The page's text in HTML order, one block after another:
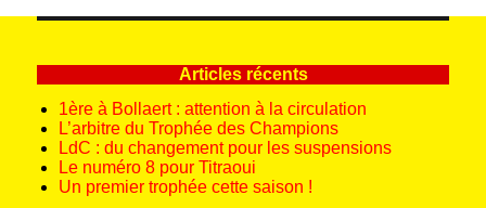
Articles récents
1ère à Bollaert : attention à la circulation
L’arbitre du Trophée des Champions
LdC : du changement pour les suspensions
Le numéro 8 pour Titraoui
Un premier trophée cette saison !